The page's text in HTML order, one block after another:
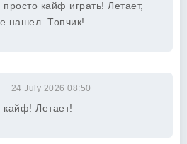
кайф играть! Летает,
нашел. Топчик!
24 July 2026 08:50
Летает!